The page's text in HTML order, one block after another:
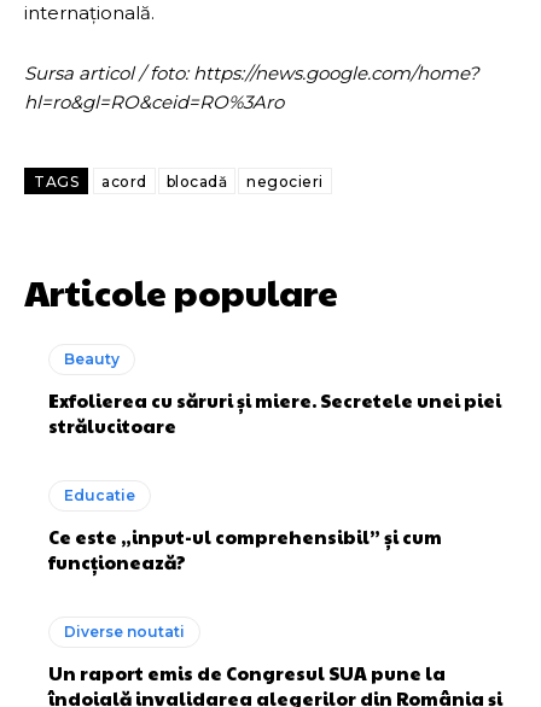
internațională.
Sursa articol / foto: https://news.google.com/home?
hl=ro&gl=RO&ceid=RO%3Aro
TAGS acord blocadă negocieri
Articole populare
Beauty
Exfolierea cu săruri și miere. Secretele unei piei
strălucitoare
Educatie
Ce este „input-ul comprehensibil” și cum
funcționează?
Diverse noutati
Un raport emis de Congresul SUA pune la
îndoială invalidarea alegerilor din România și